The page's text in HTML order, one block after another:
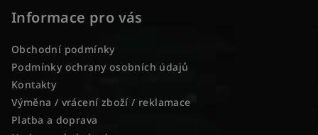
Informace pro vás
Obchodní podmínky
Podmínky ochrany osobních údajů
Kontakty
Výměna / vrácení zboží / reklamace
Platba a doprava